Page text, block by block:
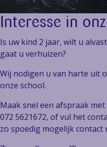
Interesse in
Is uw kind 2 jaar, wilt u
gaat u verhuizen?
Wij nodigen u van harte uit
onze school.
Maak snel een afspraak
072 5621672, of vul het
zo spoedig mogelijk contact